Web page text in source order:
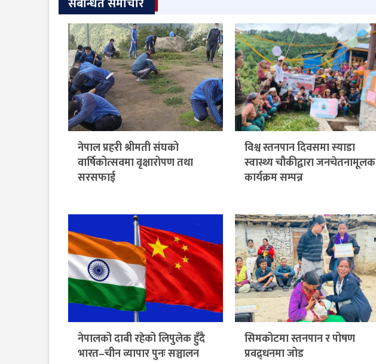
नेपाल प्रहरी श्रीमती संघको
वार्षिकोत्सवमा वृक्षारोपण तथा
सरसफाई
विश्व स्तनपान दिवसमा स्याडा
स्वास्थ्य चौकीद्वारा जनचेतनामूलक
कार्यक्रम सम्पन्न
नेपालको दाबी रहेको लिपुलेक हुँदै
भारत–चीन व्यापार पुनः सञ्चालन
सिमकोटमा स्तनपान र पोषण
प्रवद्र्धनमा जोड